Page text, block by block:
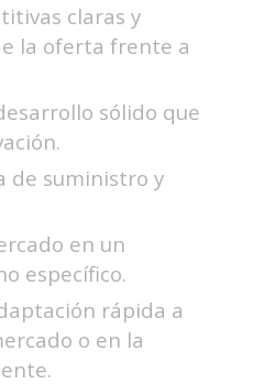
claras y
la oferta frente a
sólido que
de suministro y
en un
específico.
rápida a
o en la